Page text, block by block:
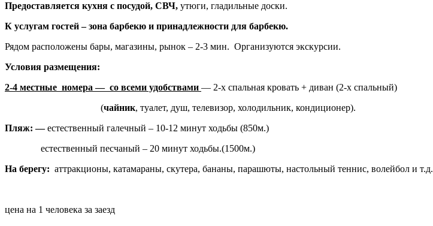
Предоставляется кухня с посудой, СВЧ, утюги, гладильные доски.
К услугам гостей – зона барбекю и принадлежности для барбекю.
Рядом расположены бары, магазины, рынок – 2-3 мин. Организуются экскурсии.
Условия размещения:
2-4 местные номера — со всеми удобствами — 2-х спальная кровать + диван (2-х спальный)
(чайник, туалет, душ, телевизор, холодильник, кондиционер).
Пляж: —естественный галечный – 10-12 минут ходьбы (850м.)
естественный песчаный – 20 минут ходьбы.(1500м.)
На берегу: аттракционы, катамараны, скутера, бананы, парашюты, настольный теннис, волейбол и т.д.
цена на 1 человека за заезд